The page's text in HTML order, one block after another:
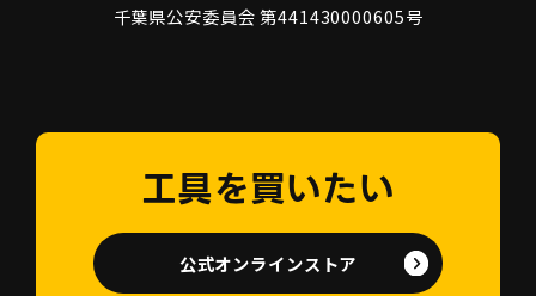
千葉県公安委員会 第441430000605号
工具を買いたい
公式オンラインストア